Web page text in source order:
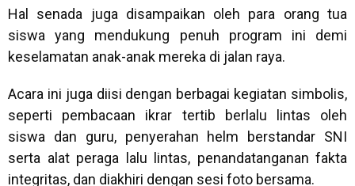
Hal senada juga disampaikan oleh para orang tua
siswa yang mendukung penuh program ini demi
keselamatan anak-anak mereka di jalan raya.
Acara ini juga diisi dengan berbagai kegiatan simbolis,
seperti pembacaan ikrar tertib berlalu lintas oleh
siswa dan guru, penyerahan helm berstandar SNI
serta alat peraga lalu lintas, penandatanganan fakta
integritas, dan diakhiri dengan sesi foto bersama.